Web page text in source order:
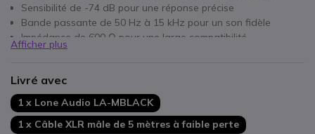
Sensibilité de -74 dB pour une réponse précise
Bande passante de 50 Hz à 15 kHz pour un son fidèle
Impédance de 600 Ω pour une large compatibilité
Design ergonomique et confortable
Idéal pour conférences et installations professionnelles
Afficher plus
Livré avec
1 x Lone Audio LA-MBLACK
1 x Câble XLR mâle de 5 mètres à faible perte